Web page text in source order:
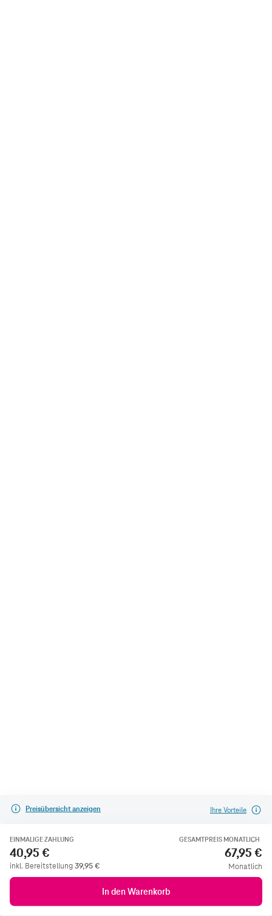
Preisübersicht anzeigen Ihre Vorteile
EINMALIGE ZAHLUNG
40,95 €
inkl. Bereitstellung39,95€
GESAMTPREIS MONATLICH
67,95 €
Monatlich
In den Warenkorb